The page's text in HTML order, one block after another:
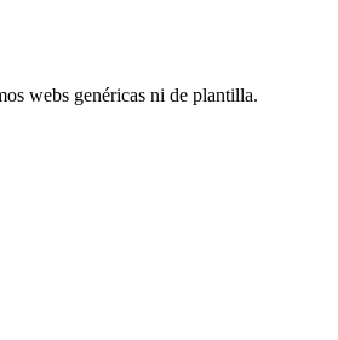
webs genéricas ni de plantilla.